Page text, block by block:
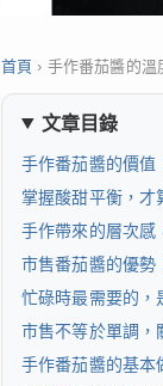
首頁 › 手作番茄醬的溫
文章目錄
手作番茄醬的價值
掌握酸甜平衡，才
手作帶來的層次感
市售番茄醬的優勢
忙碌時最需要的，
市售不等於單調，
手作番茄醬的基本